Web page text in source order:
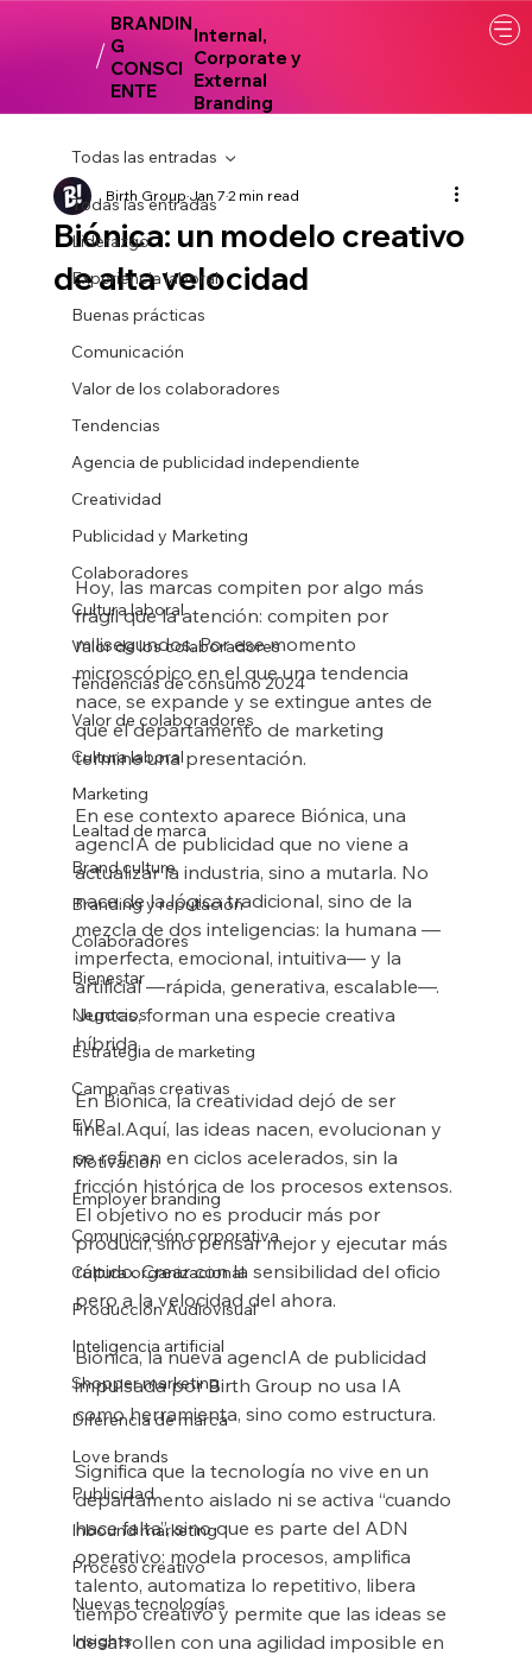
BRANDIN
G
CONSCI
ENTE
Internal,
Corporate y
External
Branding
Todas las entradas
Liderazgo
Experiencia laboral
Buenas prácticas
Comunicación
Valor de los colaboradores
Tendencias
Agencia de publicidad independiente
Creatividad
Publicidad y Marketing
Colaboradores
Cultura laboral
Valor de los colaboradores
Tendencias de consumo 2024
Valor de colaboradores
Cultura laboral
Marketing
Lealtad de marca
Brand culture
Branding y reputación
Colaboradores
Bienestar
Negocios
Estrategia de marketing
Campañas creativas
EVP
Motivación
Employer branding
Comunicación corporativa
Cultura organizacional
Producción Audiovisual
Inteligencia artificial
Shopper marketing
Diferencia de marca
Love brands
Publicidad
Inbound marketing
Proceso creativo
Nuevas tecnologías
Insights
Todas las entradas
Biónica: un modelo creativo
de alta velocidad
Birth GroupJan 72 min read
Hoy, las marcas compiten por algo más
frágil que la atención: compiten por
milisegundos. Por ese momento
microscópico en el que una tendencia
nace, se expande y se extingue antes de
que el departamento de marketing
termine una presentación.
En ese contexto aparece Biónica, una
agencIA de publicidad que no viene a
actualizar la industria, sino a mutarla. No
nace de la lógica tradicional, sino de la
mezcla de dos inteligencias: la humana —
imperfecta, emocional, intuitiva— y la
artificial —rápida, generativa, escalable—.
Juntas, forman una especie creativa
híbrida.
En Biónica, la creatividad dejó de ser
lineal.Aquí, las ideas nacen, evolucionan y
se refinan en ciclos acelerados, sin la
fricción histórica de los procesos extensos.
El objetivo no es producir más por
producir, sino pensar mejor y ejecutar más
rápido. Crear con la sensibilidad del oficio
pero a la velocidad del ahora.
Biónica, la nueva agencIA de publicidad
impulsada por Birth Group no usa IA
como herramienta, sino como estructura.
Significa que la tecnología no vive en un
departamento aislado ni se activa “cuando
hace falta”, sino que es parte del ADN
operativo: modela procesos, amplifica
talento, automatiza lo repetitivo, libera
tiempo creativo y permite que las ideas se
desarrollen con una agilidad imposible en